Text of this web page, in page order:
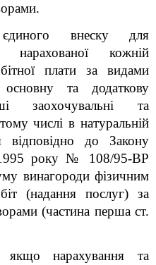
внеску для
кожній
плати за видами
та додаткову
заохочувальні та
числі в натуральній
до Закону
1995 року № 108/95-ВР
винагороди фізичним
(надання послуг) за
(частина перша ст.
якщо нарахування та